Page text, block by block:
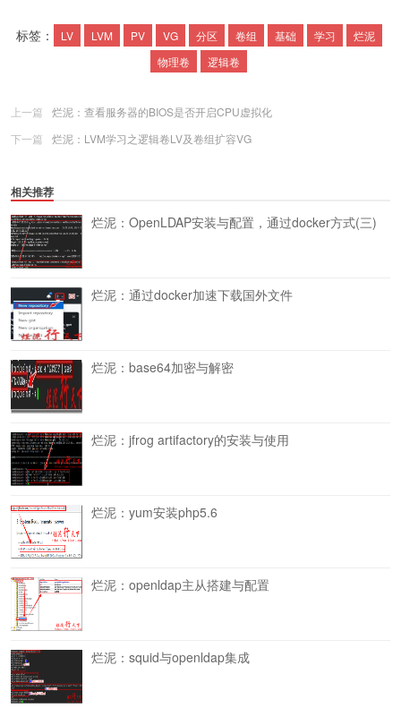
标签： LV LVM PV VG 分区 卷组 基础 学习
烂泥
物理卷
逻辑卷
上一篇
烂泥：查看服务器的BIOS是否开启CPU虚拟化
下一篇
烂泥：LVM学习之逻辑卷LV及卷组扩容VG
相关推荐
烂泥：OpenLDAP安装与配置，通过docker方式(三)
烂泥：通过docker加速下载国外文件
烂泥：base64加密与解密
烂泥：jfrog artifactory的安装与使用
烂泥：yum安装php5.6
烂泥：openldap主从搭建与配置
烂泥：squid与openldap集成